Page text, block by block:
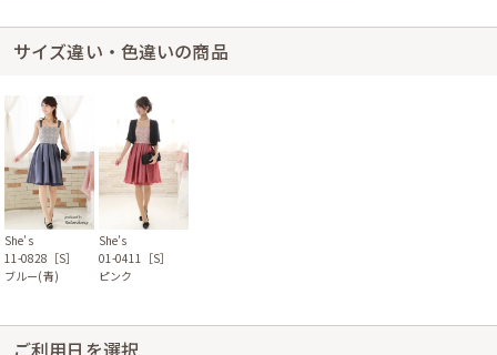
サイズ違い・色違いの商品
She’s
11-0828［S］
ブルー(青)
She’s
01-0411［S］
ピンク